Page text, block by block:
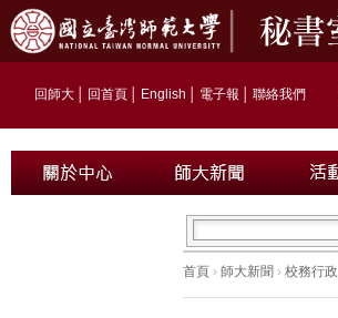
回師大 回首頁 English 電子報 聯絡我們
首頁 › 師大新聞 › 校務行政